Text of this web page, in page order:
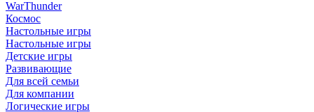
WarThunder
Космос
Настольные игры
Настольные игры
Детские игры
Развивающие
Для всей семьи
Для компании
Логические игры